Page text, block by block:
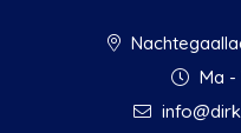
Ma -